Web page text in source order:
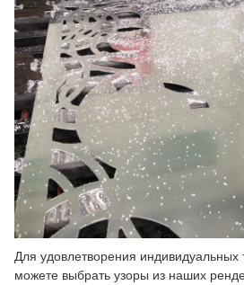
Для удовлетворения индивидуальных
можете выбрать узоры из наших